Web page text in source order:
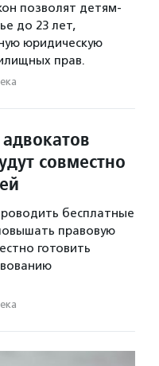
позволят детям-
до 23 лет,
юридическую
прав.
совместно
бесплатные
правовую
готовить